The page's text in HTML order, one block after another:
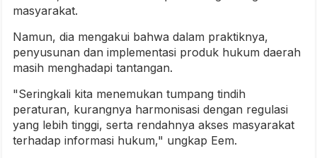
masyarakat.
Namun, dia mengakui bahwa dalam praktiknya,
penyusunan dan implementasi produk hukum daerah
masih menghadapi tantangan.
"Seringkali kita menemukan tumpang tindih
peraturan, kurangnya harmonisasi dengan regulasi
yang lebih tinggi, serta rendahnya akses masyarakat
terhadap informasi hukum," ungkap Eem.